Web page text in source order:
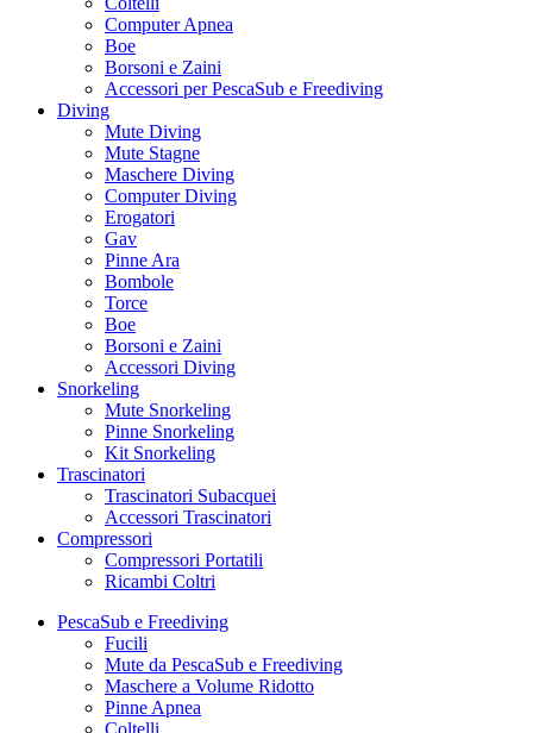
Computer Apnea
Boe
Borsoni e Zaini
Accessori per PescaSub e Freediving
Diving
Mute Diving
Mute Stagne
Maschere Diving
Computer Diving
Erogatori
Gav
Pinne Ara
Bombole
Torce
Boe
Borsoni e Zaini
Accessori Diving
Snorkeling
Mute Snorkeling
Pinne Snorkeling
Kit Snorkeling
Trascinatori
Trascinatori Subacquei
Accessori Trascinatori
Compressori
Compressori Portatili
Ricambi Coltri
PescaSub e Freediving
Fucili
Mute da PescaSub e Freediving
Maschere a Volume Ridotto
Pinne Apnea